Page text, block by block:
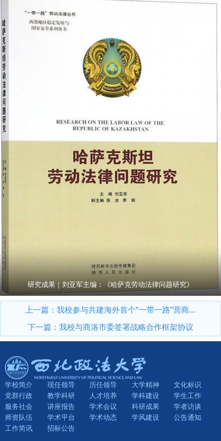
研究成果｜刘亚军主编：《哈萨克劳动法律问题研究》
上一篇： 我校参与共建海外首个“一带一路”营商环境服务发展中国中心正式揭牌
下一篇： 我校与商洛市委签署战略合作框架协议
学校简介 现任领导 历任领导 大学精神
文化标识
党群行政
教学科研 人才培养 学科建设
学生工作
服务社会
讲座报告 学术会议 科研成果
学者访谈
师资队伍
学术平台 学术动态 学风建设
公告通知
工作简讯
招标公告